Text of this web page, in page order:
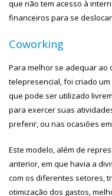
que não tem acesso à
financeiros para se
Coworking
Para melhor se adequar ao
telepresencial, foi criado
que pode ser utilizado
para exercer suas
preferir, ou nas ocasiões
Este modelo, além de
anterior, em que havia a
com os diferentes setores,
otimização dos gastos,